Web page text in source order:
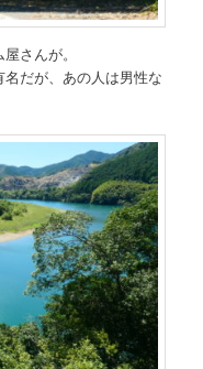
さんが。
だが、あの人は男性な